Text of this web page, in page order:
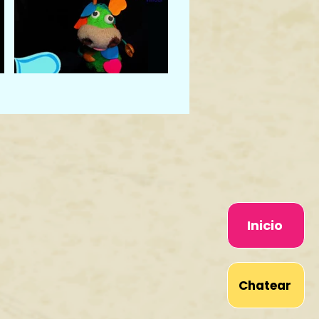
Chatear
Inicio